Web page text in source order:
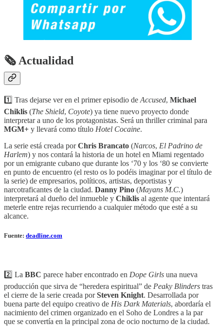
🗞 Actualidad
1️⃣ Tras dejarse ver en el primer episodio deAccused, Michael
Chiklis (The Shield, Coyote) ya tiene nuevo proyecto donde
interpretar a uno de los protagonistas. Será un thriller criminal para
MGM+ y llevará como título Hotel Cocaine.
La serie está creada porChris Brancato (Narcos, El Padrino de
Harlem) y nos contará la historia de un hotel en Miami regentado
por un emigrante cubano que durante los ‘70 y los ‘80 se convierte
en punto de encuentro (el resto os lo podéis imaginar por el título de
la serie) de empresarios, políticos, artistas, deportistas y
narcotraficantes de la ciudad. Danny Pino (Mayans M.C.)
interpretará al dueño del inmueble y Chiklis al agente que intentará
meterle entre rejas recurriendo a cualquier método que esté a su
alcance.
Fuente: deadline.com
2️⃣ La BBC parece haber encontrado en Dope Girls una nueva
producción que sirva de “heredera espiritual” de Peaky Blinders tras
el cierre de la serie creada porSteven Knight. Desarrollada por
buena parte del equipo creativo de His Dark Materials, abordaría el
nacimiento del crimen organizado en el Soho de Londres a la par
que se convertía en la principal zona de ocio nocturno de la ciudad.